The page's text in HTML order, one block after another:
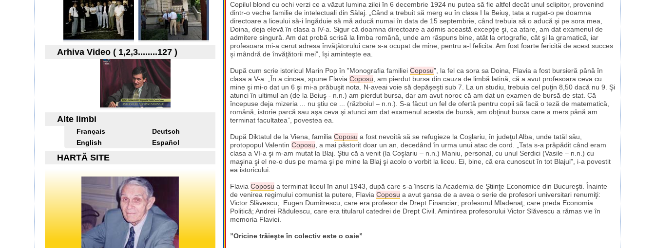
Copilul blond cu ochi verzi ce a văzut lumina zilei în 6 decembrie 1924 nu putea să fie altfel decât unul sclipitor, provenind
dintr-o veche familie de intelectuali din Sălaj. „Când a trebuit să merg eu în clasa I la Beiuş, tata a rugat-o pe doamna
directoare a liceului să-i îngăduie să mă aducă numai în data de 15 septembrie, când trebuia să o aducă şi pe sora mea,
Doina, deja elevă în clasa a IV-a. Sigur că doamna directoare a admis această excepţie şi, ca atare, am dat examenul de
admitere singură. Am dat probă scrisă la limba română, unde am răspuns bine, atât la ortografie, cât şi la gramatică, iar
profesoara mi-a cerut adresa învăţătorului care s-a ocupat de mine, pentru a-l felicita. Am fost foarte fericită de acest succes
şi mândră de învăţătorii mei”, îşi aminteşte ea.
După cum scrie istoricul Marin Pop în ”Monografia familiei Coposu”, la fel ca sora sa Doina, Flavia a fost bursieră până în
clasa a V-a: „În a cincea, spune Flavia Coposu , am pierdut bursa din cauza de limbă latină, că a avut profesoara ceva cu
mine şi mi-o dat un 6 şi mi-a prăbuşit nota. N-aveai voie să depăşeşti sub 7. La un studiu, trebuia cel puţin 8,50 dacă nu 9. Şi
atunci în ultimul an (de la Beiuş - n.n.) am pierdut bursa, dar am avut noroc că am dat un examen de bursă de stat. Că
începuse deja mizeria ... nu ştiu ce ... (războiul – n.n.). S-a făcut un fel de ofertă pentru copii să facă o teză de matematică,
română, istorie parcă sau aşa ceva şi atunci am dat examenul acesta de bursă, am obţinut bursa care a mers până am
terminat facultatea”, povestea ea.
După Diktatul de la Viena, familia Coposu a fost nevoită să se refugieze la Coşlariu, în judeţul Alba, unde tatăl său,
protopopul Valentin Coposu , a mai păstorit doar un an, decedând în urma unui atac de cord. „Tata s-a prăpădit când eram
clasa a VI-a şi m-am mutat la Blaj. Ştiu că a venit (la Coşlariu – n.n.) Maniu, personal, cu unul Serdici (Vasile – n.n.) cu
maşina şi el ne-o dus pe mama şi pe mine la Blaj şi acolo o vorbit la liceu. Ei, bine, că era cunoscut în tot Blajul”, i-a povestit
ea istoricului.
Flavia Coposu a terminat liceul în anul 1943, după care s-a înscris la Academia de Ştiinţe Economice din Bucureşti. Înainte
de venirea regimului comunist la putere, Flavia Coposu a avut şansa de a avea o serie de profesori universitari renumiţi:
Victor Slăvescu; Eugen Dumitrescu, care era profesor de Drept Financiar; profesorul Mladenaţ, care preda Economia
Politică; Andrei Rădulescu, care era titularul catedrei de Drept Civil. Amintirea profesorului Victor Slăvescu a rămas vie în
memoria Flaviei.
”Oricine trăieşte în colectiv este o oaie”
Arhiva Video ( 1,2,3........127 )
Alte limbi
Français
Deutsch
English
Español
HARTĂ SITE